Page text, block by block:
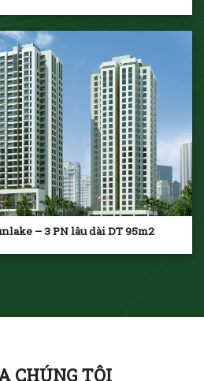
– 3 PN lâu dài DT 95m2
CHÚNG TÔI